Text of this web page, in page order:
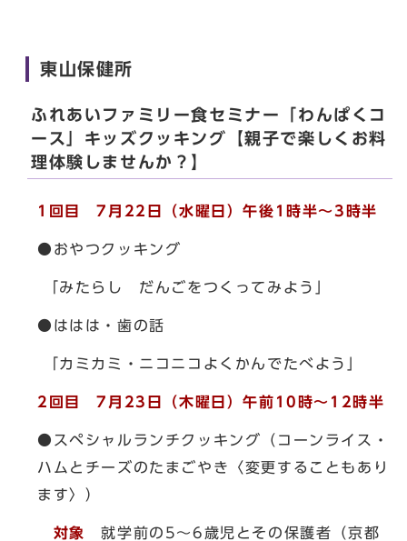
東山保健所
ふれあいファミリー食セミナー「わんぱくコ
ース」キッズクッキング【親子で楽しくお料
理体験しませんか？】
1回目 7月22日（水曜日）午後1時半～3時半
●おやつクッキング
「みたらし だんごをつくってみよう」
●ははは・歯の話
「カミカミ・ニコニコよくかんでたべよう」
2回目 7月23日（木曜日）午前10時～12時半
●スペシャルランチクッキング（コーンライス・
ハムとチーズのたまごやき〈変更することもあり
ます〉）
対象
就学前の5～6歳児とその保護者（京都